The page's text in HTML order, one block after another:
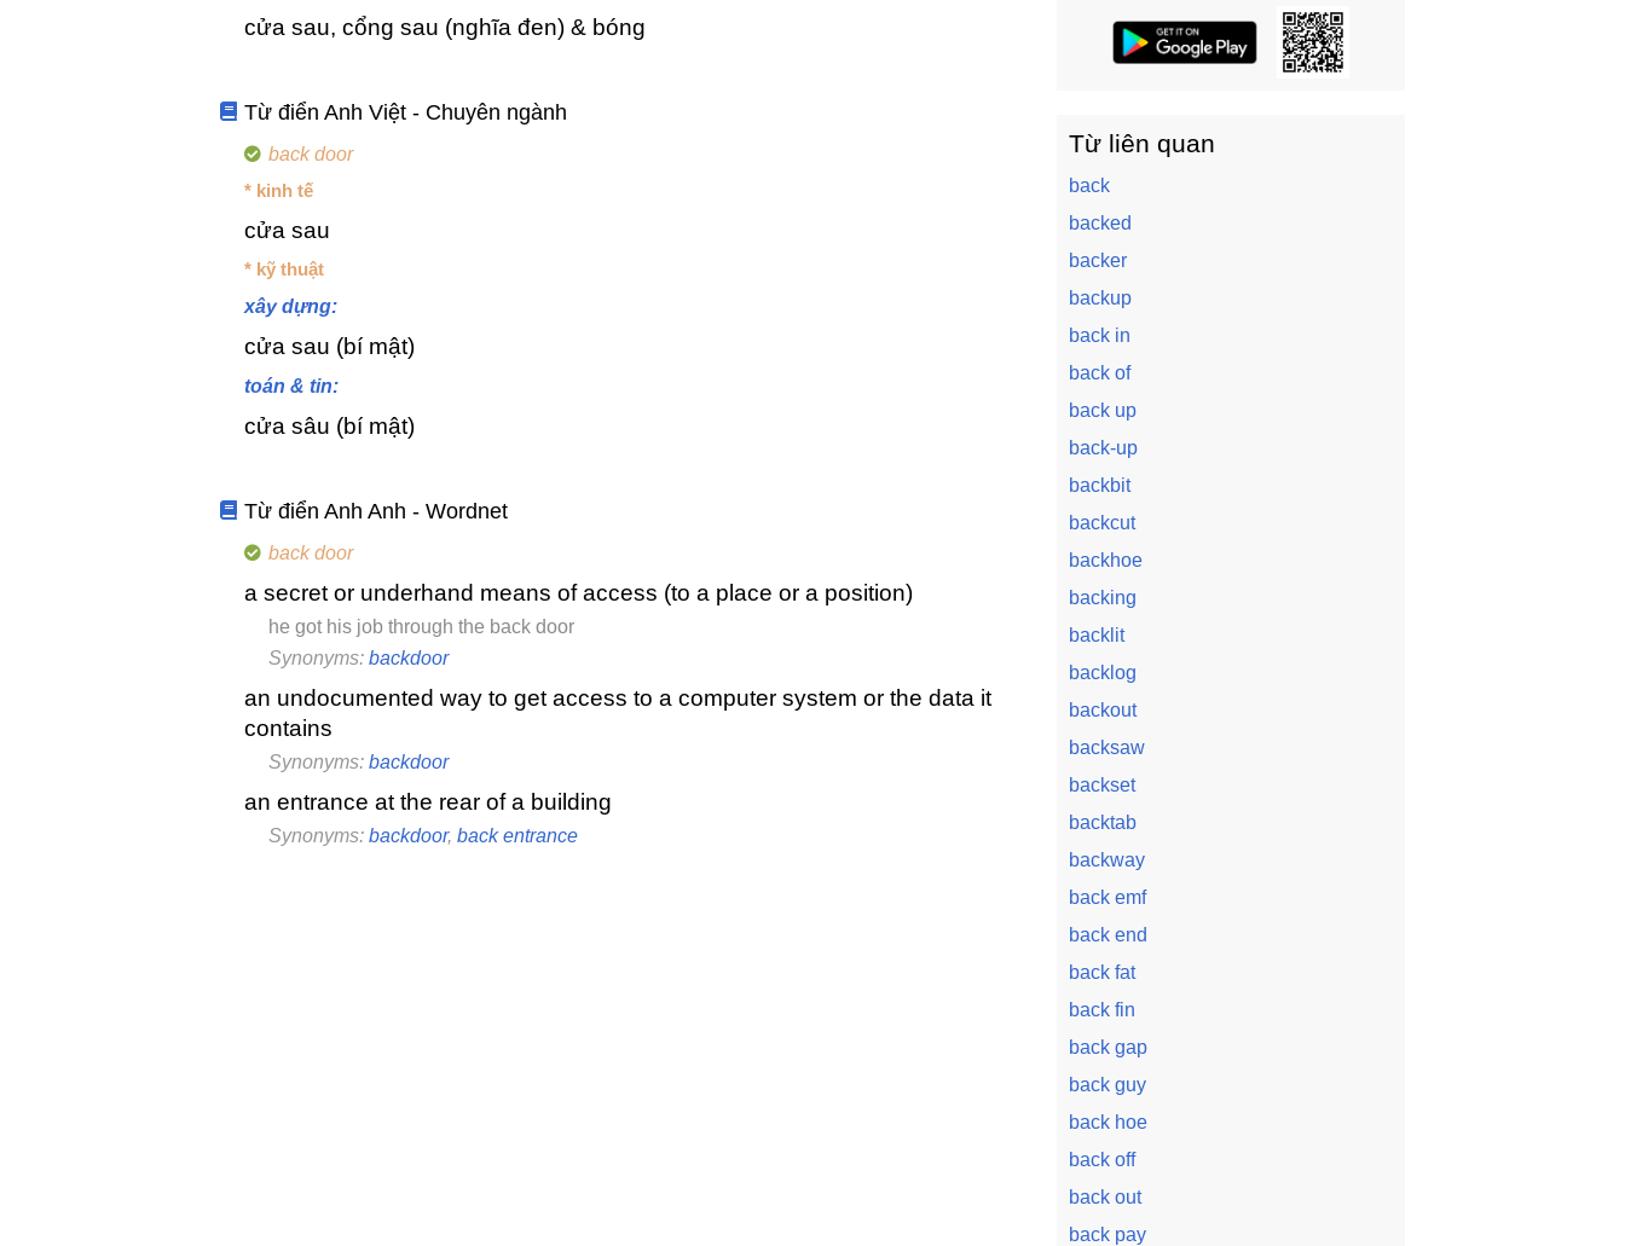
cửa sau, cổng sau (nghĩa đen) & bóng
Từ điển Anh Việt - Chuyên ngành
back door
* kinh tế
cửa sau
* kỹ thuật
xây dựng:
cửa sau (bí mật)
toán & tin:
cửa sâu (bí mật)
Từ điển Anh Anh - Wordnet
back door
a secret or underhand means of access (to a place or a position)
he got his job through the back door
Synonyms: backdoor
an undocumented way to get access to a computer system or the data it
contains
Synonyms: backdoor
an entrance at the rear of a building
Synonyms: backdoor, back entrance
Từ liên quan
back
backed
backer
backup
back in
back of
back up
back-up
backbit
backcut
backhoe
backing
backlit
backlog
backout
backsaw
backset
backtab
backway
back emf
back end
back fat
back fin
back gap
back guy
back hoe
back off
back out
back pay